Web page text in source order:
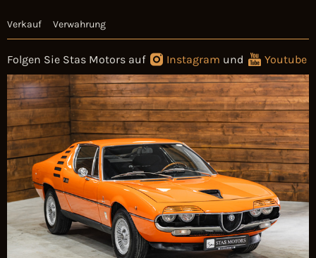
Verkauf Verwahrung
Folgen Sie Stas Motors auf Instagram und Youtube